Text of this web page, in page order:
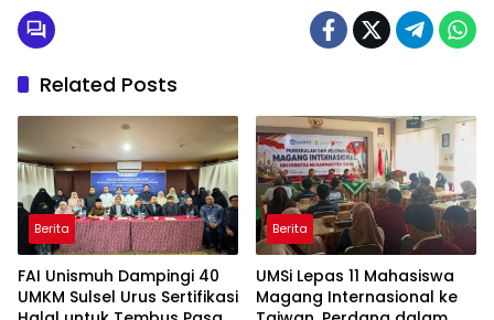
Related Posts
Berita
FAI Unismuh Dampingi 40
UMKM Sulsel Urus Sertifikasi
Berita
UMSi Lepas 11 Mahasiswa
Magang Internasional ke